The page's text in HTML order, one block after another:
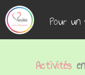
Pour un
Activités